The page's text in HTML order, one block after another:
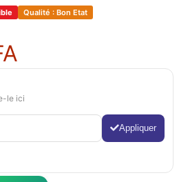
Qualité : Bon Etat
le ici
Appliquer